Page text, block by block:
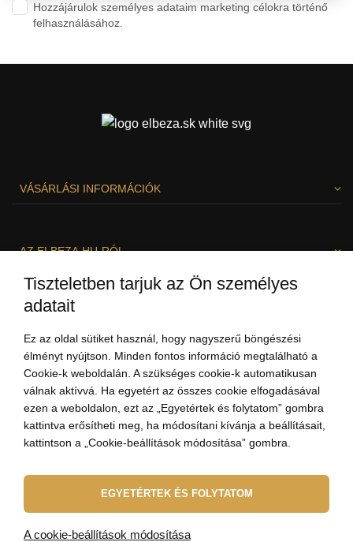
Hozzájárulok személyes adataim marketing célokra történő
felhasználásához.
VÁSÁRLÁSI INFORMÁCIÓK
AZ ELBEZA.HU-RÓL
(8:00-19:00)
szia@elbeza.hu
Tiszteletben tarjuk az Ön személyes
adatait
Ez az oldal sütiket használ, hogy nagyszerű böngészési
élményt nyújtson. Minden fontos információ megtalálható a
Cookie-k weboldalán. A szükséges cookie-k automatikusan
válnak aktívvá. Ha egyetért az összes cookie elfogadásával
ezen a weboldalon, ezt az „Egyetértek és folytatom” gombra
kattintva erősítheti meg, ha módosítani kívánja a beállításait,
kattintson a „Cookie-beállítások módosítása” gombra.
EGYETÉRTEK ÉS FOLYTATOM
A cookie-beállítások módosítása